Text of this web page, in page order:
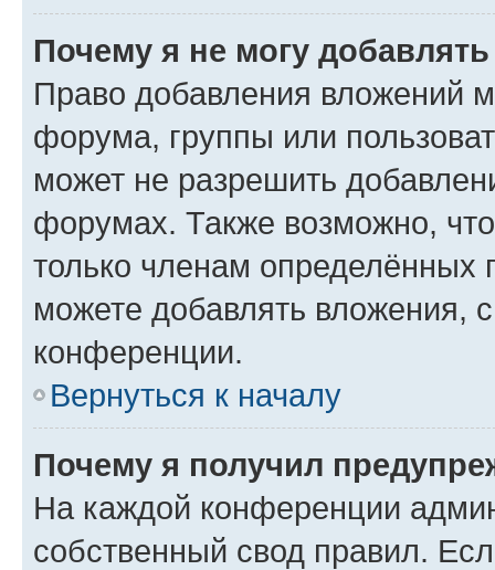
Почему я не могу
Право добавления вложений
форума, группы или
может не разрешить
форумах. Также возможно,
только членам определённых
можете добавлять вложения,
конференции.
Вернуться к началу
Почему я получил
На каждой конференции
собственный свод правил.